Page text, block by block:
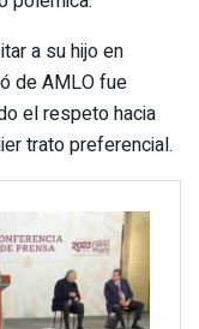
a su hijo en
de AMLO fue
el respeto hacia
trato preferencial.